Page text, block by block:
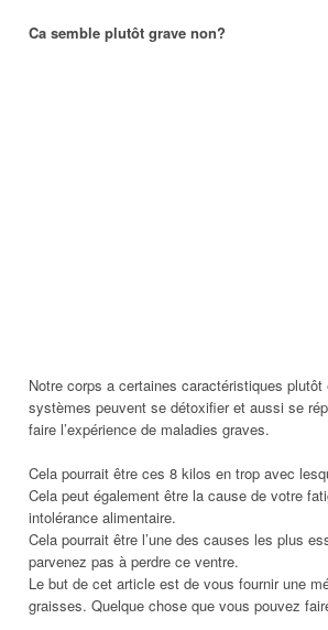
Ca semble plutôt grave non?
Notre corps a certaines caractéristiques
systèmes peuvent se détoxifier et aussi se
faire l’expérience de maladies graves.
Cela pourrait être ces 8 kilos en trop avec
Cela peut également être la cause de votre
intolérance alimentaire.
Cela pourrait être l’une des causes les plus
parvenez pas à perdre ce ventre.
Le but de cet article est de vous fournir une
graisses. Quelque chose que vous pouvez